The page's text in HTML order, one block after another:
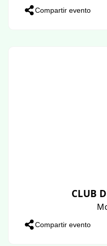
Compartir evento
CLUB
Compartir evento